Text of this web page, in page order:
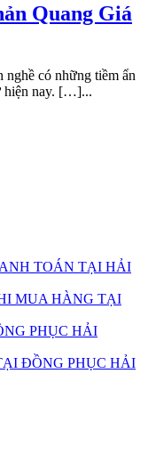
Quang Giá
nghề có những tiềm ẩn
hiện nay. […]...
TOÁN TẠI HẢI
MUA HÀNG TẠI
PHỤC HẢI
ĐỒNG PHỤC HẢI